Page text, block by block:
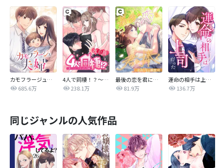
カモフラージュ夫婦
685.6万
4人で同棲！？～逆ハーレムハウスへようこそ♥～【改訂版】
238.1万
最後の恋を君に捧ぐ～余命1年の御曹司～
81.9万
運命の相手は上司だった
136.7万
同じジャンルの人気作品